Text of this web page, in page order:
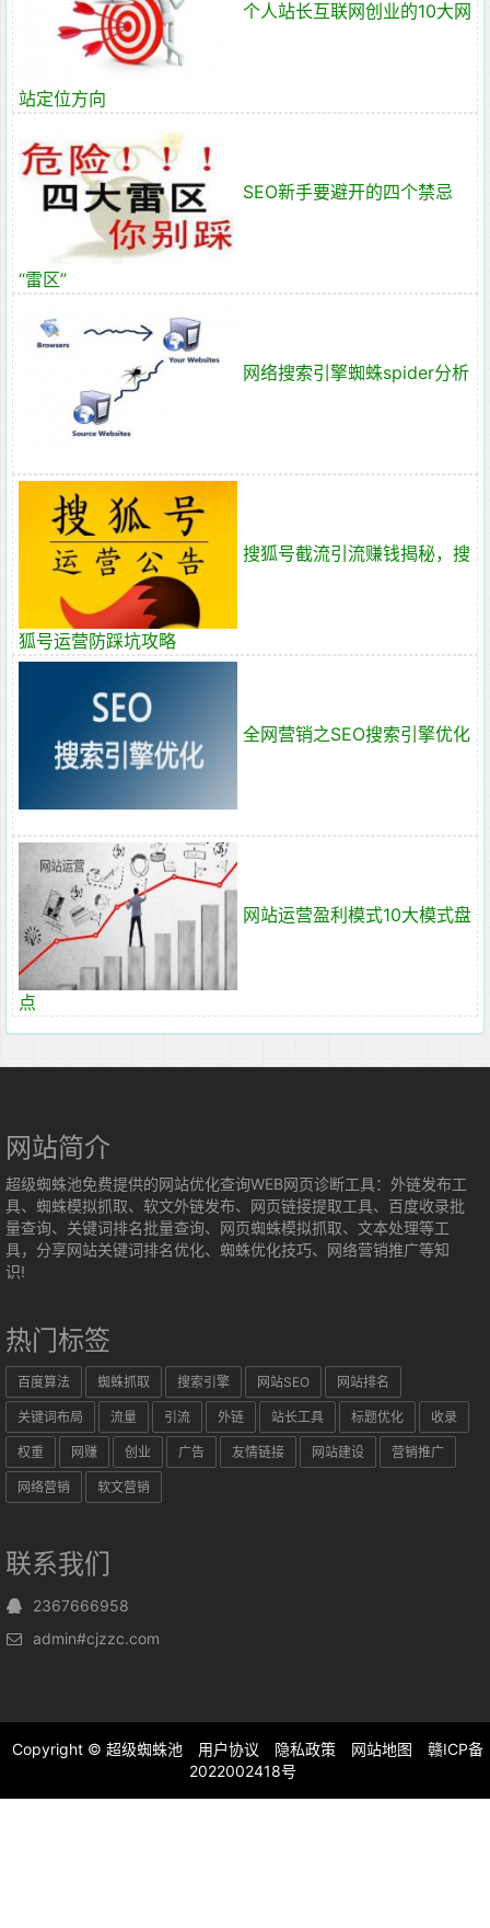
个人站长互联网创业的10大网
站定位方向
SEO新手要避开的四个禁忌
“雷区”
网络搜索引擎蜘蛛spider分析
搜狐号截流引流赚钱揭秘，搜
狐号运营防踩坑攻略
全网营销之SEO搜索引擎优化
网站运营盈利模式10大模式盘
点
网站简介
超级蜘蛛池免费提供的网站优化查询WEB网页诊断工具：外链发布工
具、蜘蛛模拟抓取、软文外链发布、网页链接提取工具、百度收录批
量查询、关键词排名批量查询、网页蜘蛛模拟抓取、文本处理等工
具，分享网站关键词排名优化、蜘蛛优化技巧、网络营销推广等知
识!
热门标签
百度算法 蜘蛛抓取 搜索引擎 网站SEO 网站排名
关键词布局 流量 引流 外链 站长工具 标题优化 收录
权重 网赚 创业 广告 友情链接 网站建设 营销推广
网络营销 软文营销
联系我们
2367666958
admin#cjzzc.com
Copyright © 超级蜘蛛池 用户协议 隐私政策 网站地图
赣ICP备
2022002418号